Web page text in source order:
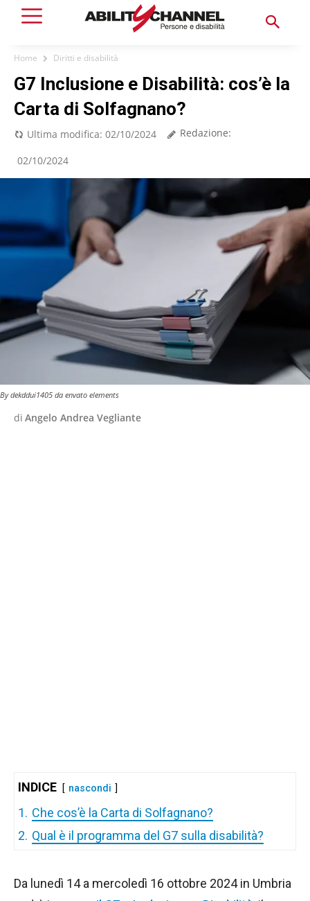
Home Diritti e disabilità
G7 Inclusione e Disabilità: cos’è la
Carta di Solfagnano?
Ultima modifica: 02/10/2024 Redazione:
02/10/2024
By dekddui1405 da envato elements
di Angelo Andrea Vegliante
INDICE nascondi
1. Che cos’è la Carta di Solfagnano?
2. Qual è il programma del G7 sulla disabilità?
Da lunedì 14 a mercoledì 16 ottobre 2024 in Umbria